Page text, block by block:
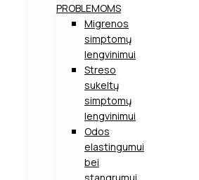
PROBLEMOMS
Migrenos
simptomų
lengvinimui
Streso
sukeltų
simptomų
lengvinimui
Odos
elastingumui
bei